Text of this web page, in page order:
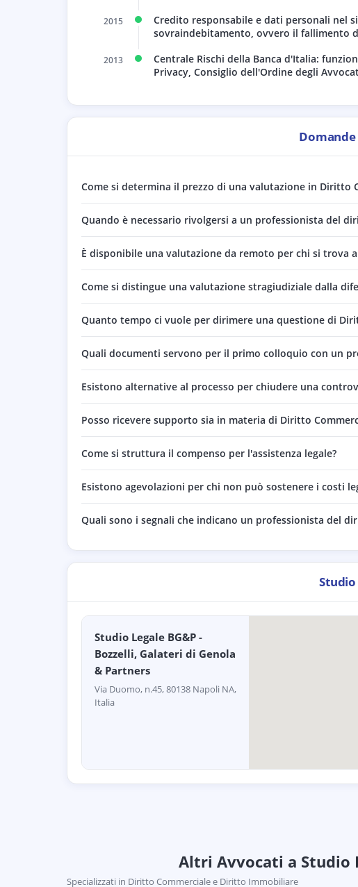
2015
Credito responsabile e dati personali nel
sovraindebitamento, ovvero il fallimento
2013
Centrale Rischi della Banca d'Italia:
Privacy, Consiglio dell'Ordine degli
Come si determina il prezzo di una valutazione in Diritto
Quando è necessario rivolgersi a un professionista del
È disponibile una valutazione da remoto per chi si trova
Come si distingue una valutazione stragiudiziale dalla
Quanto tempo ci vuole per dirimere una questione di
Quali documenti servono per il primo colloquio con un
Esistono alternative al processo per chiudere una
Posso ricevere supporto sia in materia di Diritto
Come si struttura il compenso per l'assistenza legale?
Esistono agevolazioni per chi non può sostenere i costi
Quali sono i segnali che indicano un professionista del
Studio Legale BG&P -
Bozzelli, Galateri di Genola
& Partners
Via Duomo, n.45, 80138 Napoli NA,
Italia
Altri Avvocati a Studio
Specializzati in Diritto Commerciale e Diritto Immobiliare